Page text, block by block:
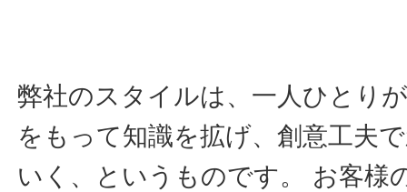
弊社のスタイルは、一人ひとり
をもって知識を拡げ、創意工夫
いく、というものです。 お客様